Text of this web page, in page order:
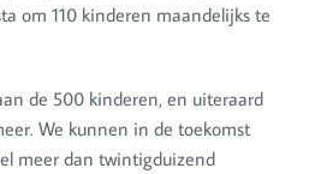
om 110 kinderen maandelijks te
de 500 kinderen, en uiteraard
We kunnen in de toekomst
meer dan twintigduizend